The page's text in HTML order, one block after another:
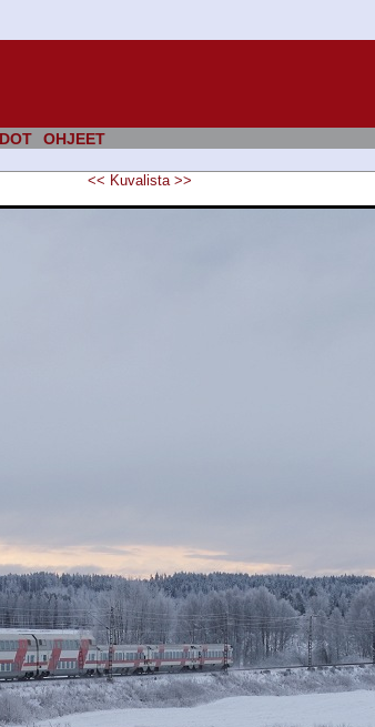
OHJEET
<< Kuvalista >>